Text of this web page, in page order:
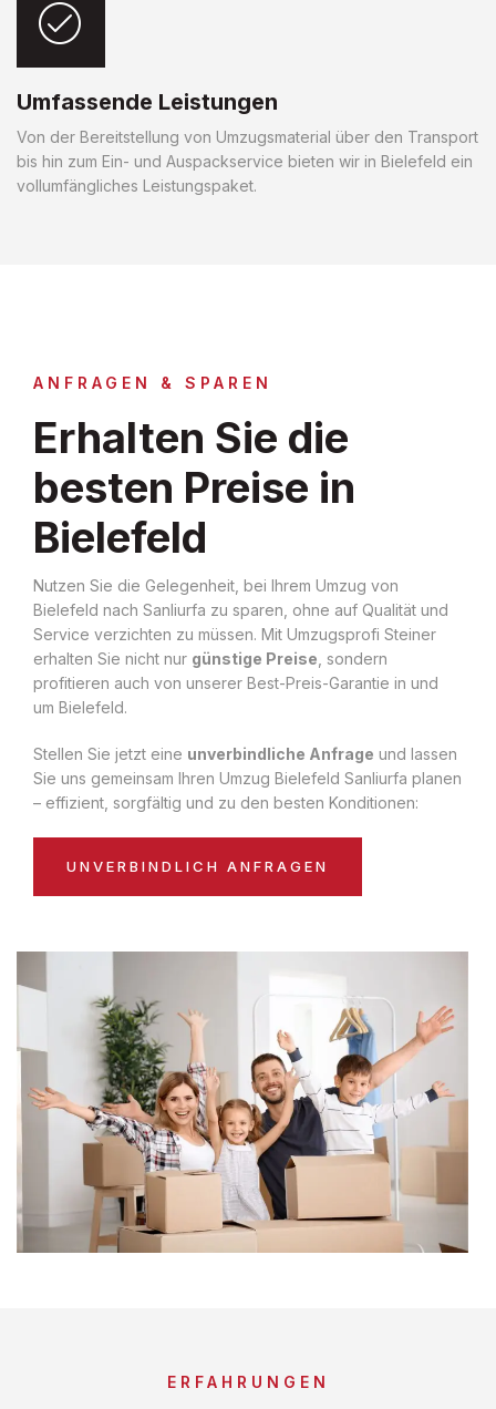
Umfassende Leistungen
Von der Bereitstellung von Umzugsmaterial über den Transport
bis hin zum Ein- und Auspackservice bieten wir in Bielefeld ein
vollumfängliches Leistungspaket.
ANFRAGEN & SPAREN
Erhalten Sie die
besten Preise in
Bielefeld
Nutzen Sie die Gelegenheit, bei Ihrem Umzug von
Bielefeld nach Sanliurfa zu sparen, ohne auf Qualität und
Service verzichten zu müssen. Mit Umzugsprofi Steiner
erhalten Sie nicht nur günstige Preise , sondern
profitieren auch von unserer Best-Preis-Garantie in und
um Bielefeld.
Stellen Sie jetzt eine unverbindliche Anfrage und lassen
Sie uns gemeinsam Ihren Umzug Bielefeld Sanliurfa planen
– effizient, sorgfältig und zu den besten Konditionen:
UNVERBINDLICH ANFRAGEN
ERFAHRUNGEN